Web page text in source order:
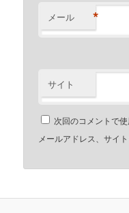
メール *
サイト
次回のコメントで
メールアドレス、サイト